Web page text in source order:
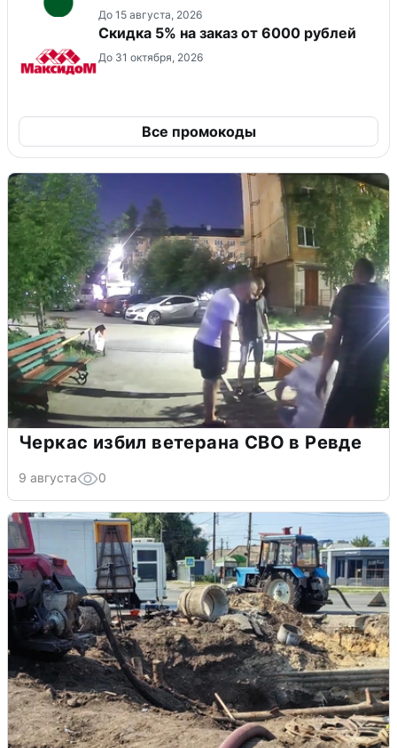
До 15 августа, 2026
Скидка 5% на заказ от 6000 рублей
До 31 октября, 2026
Все промокоды
Черкас избил ветерана СВО в Ревде
9 августа 0